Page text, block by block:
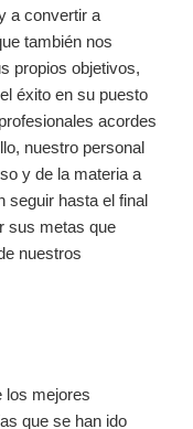
a convertir a
también nos
propios objetivos,
éxito en su puesto
acordes
nuestro personal
y de la materia a
seguir hasta el final
sus metas que
nuestros
los mejores
que se han ido